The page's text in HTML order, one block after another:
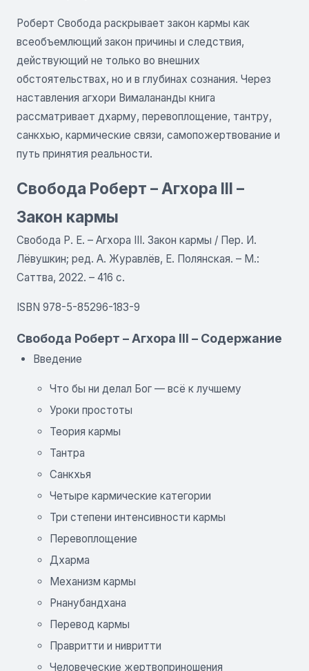
Роберт Свобода раскрывает закон кармы как
всеобъемлющий закон причины и следствия,
действующий не только во внешних
обстоятельствах, но и в глубинах сознания. Через
наставления агхори Вималананды книга
рассматривает дхарму, перевоплощение, тантру,
санкхью, кармические связи, самопожертвование и
путь принятия реальности.
Свобода Роберт – Агхора III –
Закон кармы
Свобода Р. Е. – Агхора III. Закон кармы / Пер. И.
Лёвушкин; ред. А. Журавлёв, Е. Полянская. – М.:
Саттва, 2022. – 416 с.
ISBN 978-5-85296-183-9
Свобода Роберт – Агхора III – Содержание
Введение
Что бы ни делал Бог — всё к лучшему
Уроки простоты
Теория кармы
Тантра
Санкхья
Четыре кармические категории
Три степени интенсивности кармы
Перевоплощение
Дхарма
Механизм кармы
Рнанубандхана
Перевод кармы
Правритти и нивритти
Человеческие жертвоприношения